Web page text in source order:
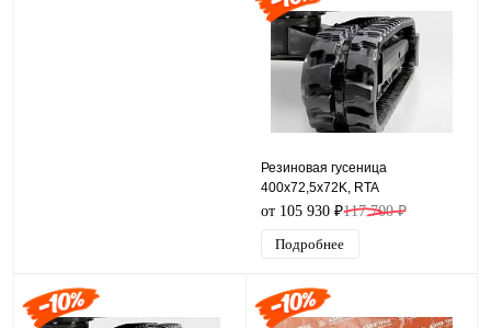
Резиновая гусеница
400x72,5x72K, RTA
от 105 930 ₽117 700 ₽
Подробнее